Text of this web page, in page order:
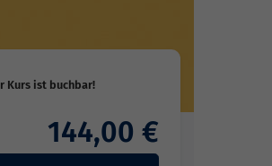
144,00 €